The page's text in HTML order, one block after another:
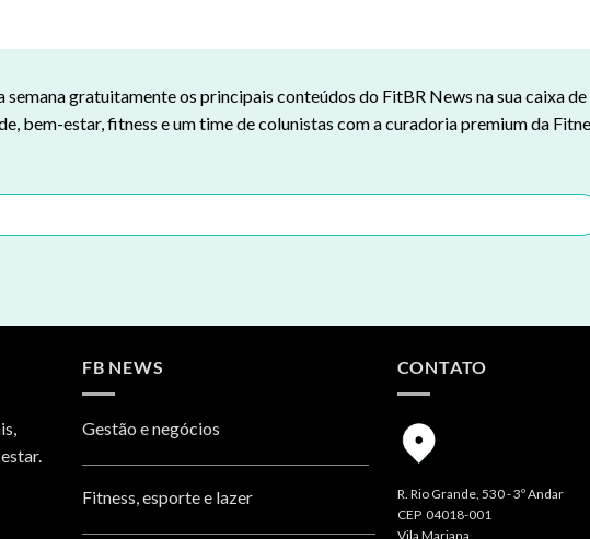
semana gratuitamente os principais conteúdos do FitBR News na sua caixa
bem-estar, fitness e um time de colunistas com a curadoria premium da
FB NEWS
Gestão e negócios
Fitness, esporte e lazer
CONTATO
R. Rio Grande, 530 - 3º Andar
CEP 04018-001
Vila Mariana